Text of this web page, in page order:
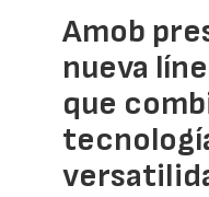
Amob
nueva
que